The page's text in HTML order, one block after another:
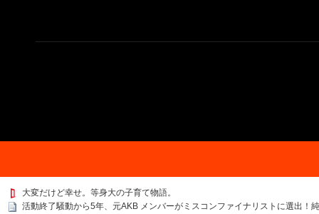
大変だけど幸せ。等身大の子育て物語。
活動終了騒動から5年、元AKB メンバーがミスコンファイナリストに選出！